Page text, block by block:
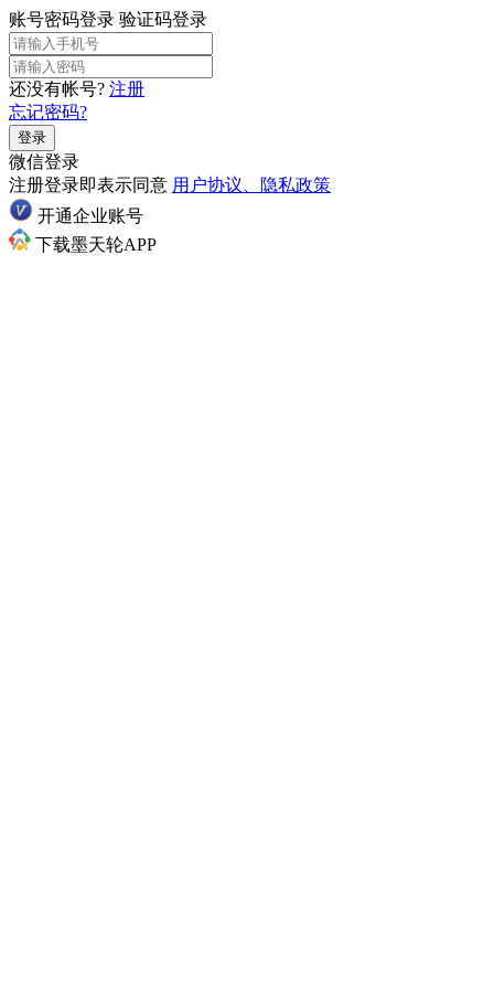
账号密码登录 验证码登录
还没有帐号? 注册
忘记密码?
登录
微信登录
注册登录即表示同意 用户协议、隐私政策
开通企业账号
下载墨天轮APP